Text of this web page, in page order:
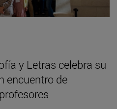
y Letras celebra su
encuentro de